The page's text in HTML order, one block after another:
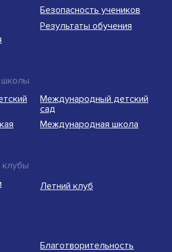
Результаты обучения
Безопасность учеников
Благотворительность
Международная школа
Международный детский
сад
школы
Летний клуб
клубы